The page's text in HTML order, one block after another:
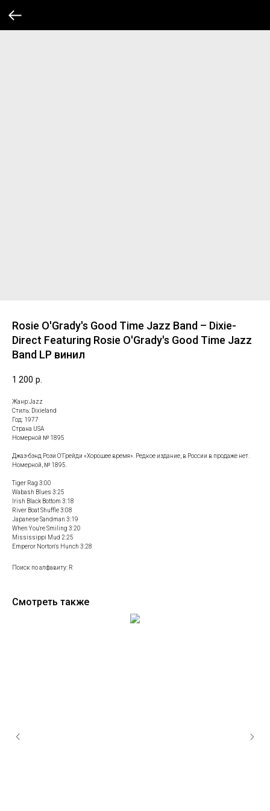
Rosie O'Grady's Good Time Jazz Band – Dixie-
Direct Featuring Rosie O'Grady's Good Time Jazz
Band LP винил
1 200 р.
Жанр:Jazz
Стиль: Dixieland
Год: 1977
Страна USA
Номерной № 1895
Джаз-бэнд Рози О’Грейди «Хорошее время». Редкое издание, в России в продаже нет.
Номерной, № 1895.
Tiger Rag 3:00
Wabash Blues 3:25
Irish Black Bottom 3:18
River Boat Shuffle 3:08
Japanese Sandman 3:19
When You're Smiling 3:20
Mississippi Mud 2:25
Emperor Norton's Hunch 3:28
Поиск по алфавиту: R
Смотреть также